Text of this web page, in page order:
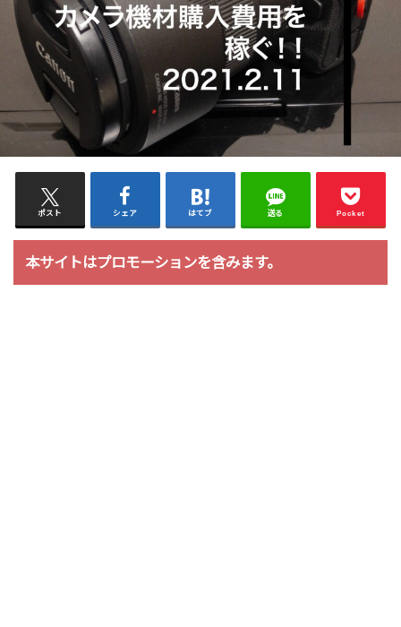
ポスト シェア はてブ 送る Pocket
本サイトはプロモーションを含みます。